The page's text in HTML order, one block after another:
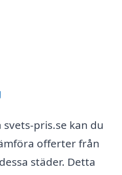
pris.se kan du
offerter från
städer. Detta